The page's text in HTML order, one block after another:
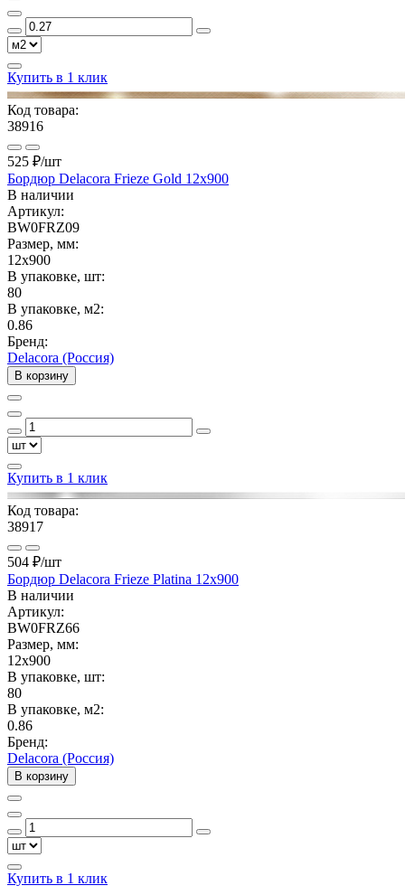
Купить в 1 клик
Код товара:
38916
525 ₽/шт
Бордюр Delacora Frieze Gold 12x900
В наличии
Артикул:
BW0FRZ09
Размер, мм:
12x900
В упаковке, шт:
80
В упаковке, м2:
0.86
Бренд:
Delacora (Россия)
В корзину
Купить в 1 клик
Код товара:
38917
504 ₽/шт
Бордюр Delacora Frieze Platina 12x900
В наличии
Артикул:
BW0FRZ66
Размер, мм:
12x900
В упаковке, шт:
80
В упаковке, м2:
0.86
Бренд:
Delacora (Россия)
В корзину
Купить в 1 клик